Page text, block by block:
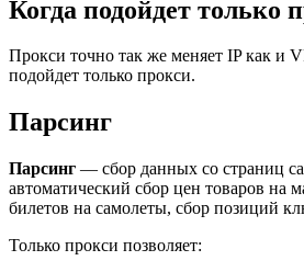
Когда подойдет только
Прокси точно так же меняет IP как и
подойдет только прокси.
Парсинг
Парсинг — сбор данных со страниц
автоматический сбор цен товаров на
билетов на самолеты, сбор позиций
Только прокси позволяет: